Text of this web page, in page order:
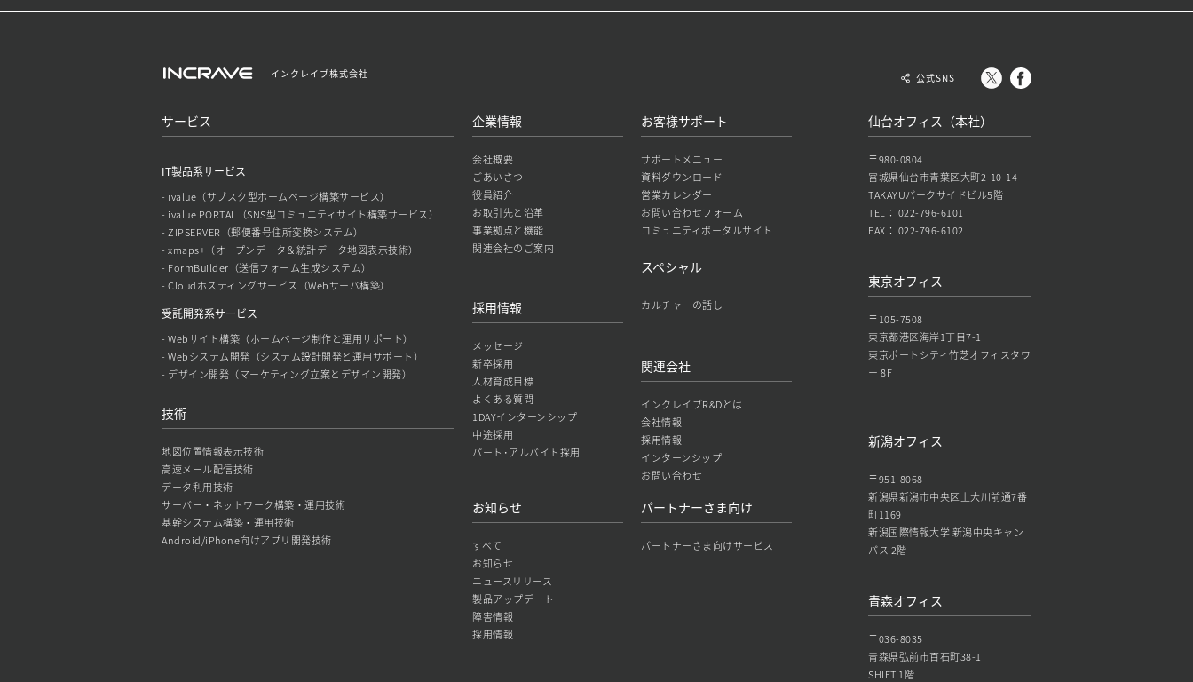
インクレイブ株式会社 公式SNS
サービス
IT製品系サービス
- ivalue（サブスク型ホームページ構築サービス）
- ivalue PORTAL（SNS型コミュニティサイト構築サービス）
- ZIPSERVER（郵便番号住所変換システム）
- xmaps+（オープンデータ＆統計データ地図表示技術）
- FormBuilder（送信フォーム生成システム）
- Cloudホスティングサービス（Webサーバ構築）
受託開発系サービス
- Webサイト構築（ホームページ制作と運用サポート）
- Webシステム開発（システム設計開発と運用サポート）
- デザイン開発（マーケティング立案とデザイン開発）
技術
地図位置情報表示技術
高速メール配信技術
データ利用技術
サーバー・ネットワーク構築・運用技術
基幹システム構築・運用技術
Android/iPhone向けアプリ開発技術
企業情報
会社概要
ごあいさつ
役員紹介
お取引先と沿革
事業拠点と機能
関連会社のご案内
採用情報
メッセージ
新卒採用
人材育成目標
よくある質問
1DAYインターンシップ
中途採用
パート･アルバイト採用
お知らせ
すべて
お知らせ
ニュースリリース
製品アップデート
障害情報
採用情報
お客様サポート
サポートメニュー
資料ダウンロード
営業カレンダー
お問い合わせフォーム
コミュニティポータルサイト
スペシャル
カルチャーの話し
関連会社
インクレイブR&Dとは
会社情報
採用情報
インターンシップ
お問い合わせ
パートナーさま向け
パートナーさま向けサービス
仙台オフィス（本社）
〒980-0804
宮城県仙台市青葉区大町2-10-14
TAKAYUパークサイドビル5階
TEL： 022-796-6101
FAX： 022-796-6102
東京オフィス
〒105-7508
東京都港区海岸1丁目7-1
東京ポートシティ竹芝オフィスタワ
ー 8F
新潟オフィス
〒951-8068
新潟県新潟市中央区上大川前通7番
町1169
新潟国際情報大学 新潟中央キャン
パス 2階
青森オフィス
〒036-8035
青森県弘前市百石町38-1
SHIFT 1階